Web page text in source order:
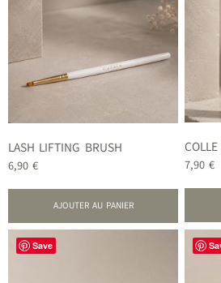
LASH LIFTING BRUSH
6,90 €
AJOUTER AU PANIER
7,90 €
Save